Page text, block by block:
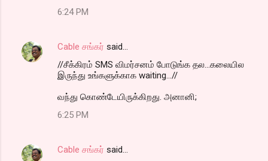
6:24 PM
Cable சங்கர் said…
//சீக்கிரம் SMS விமர்சனம் போடுங்க தல...கலையில
இருந்து உங்களுக்காக waiting...//
வந்து கொண்டேயிருக்கிறது. அனானி;
6:25 PM
Cable சங்கர் said…